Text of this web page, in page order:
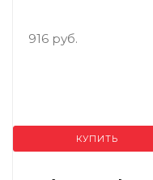
916 руб.
КУПИТЬ